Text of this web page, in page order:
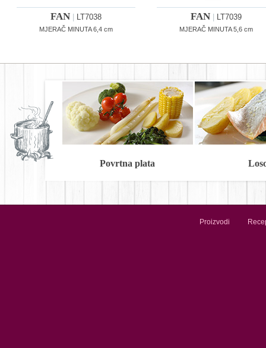
FAN LT7038
MJERAČ MINUTA 6,4 cm
FAN LT7039
MJERAČ MINUTA 5,6 cm
Povrtna plata
Proizvodi